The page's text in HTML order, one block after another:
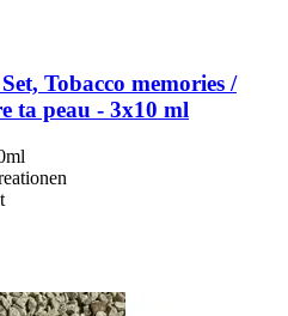
Tobacco memories /
ta peau -​ 3x10 ml